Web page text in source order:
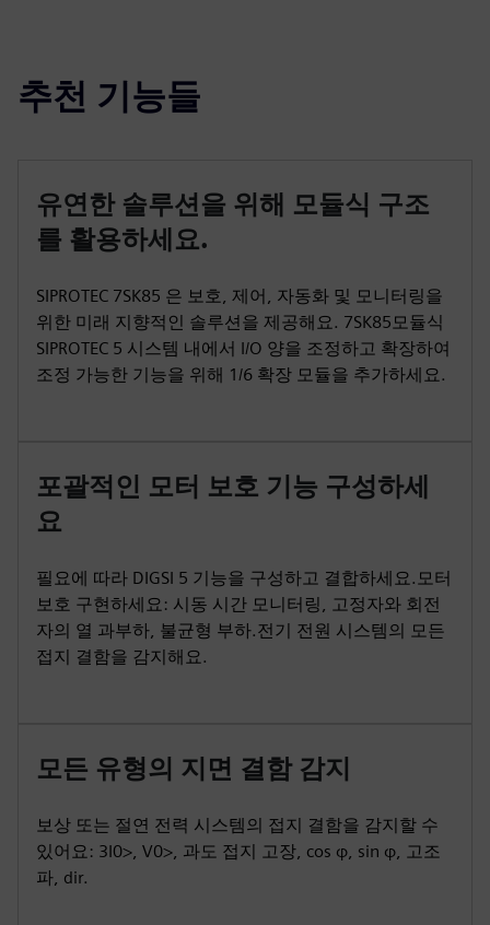
추천 기능들
유연한 솔루션을 위해 모듈식 구조
를 활용하세요.
SIPROTEC 7SK85 은 보호, 제어, 자동화 및 모니터링을
위한 미래 지향적인 솔루션을 제공해요. 7SK85모듈식
SIPROTEC 5 시스템 내에서 I/O 양을 조정하고 확장하여
조정 가능한 기능을 위해 1/6 확장 모듈을 추가하세요.
포괄적인 모터 보호 기능 구성하세
요
필요에 따라 DIGSI 5 기능을 구성하고 결합하세요.모터
보호 구현하세요: 시동 시간 모니터링, 고정자와 회전
자의 열 과부하, 불균형 부하.전기 전원 시스템의 모든
접지 결함을 감지해요.
모든 유형의 지면 결함 감지
보상 또는 절연 전력 시스템의 접지 결함을 감지할 수
있어요: 3I0>, V0>, 과도 접지 고장, cos φ, sin φ, 고조
파, dir.